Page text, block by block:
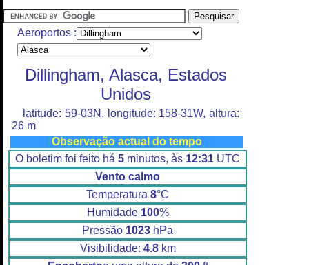
Aeroportos :
Dillingham, Alasca, Estados
Unidos
latitude: 59-03N, longitude: 158-31W, altura:
26 m
Observação actual do tempo
O boletim foi feito há 5 minutos, às 12:31 UTC
Vento calmo
Temperatura 8°C
Humidade 100%
Pressão 1023 hPa
Visibilidade: 4.8km